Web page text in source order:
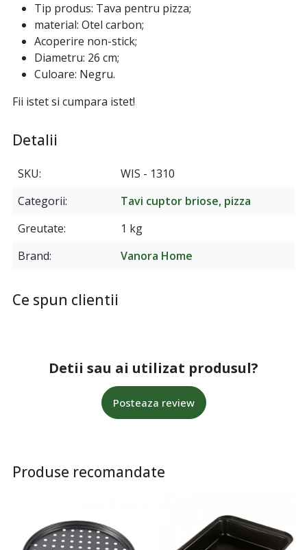
Tip produs: Tava pentru pizza;
material: Otel carbon;
Acoperire non-stick;
Diametru: 26 cm;
Culoare: Negru.
Fii istet si cumpara istet!
Detalii
SKU
WIS - 1310
Categorii
Tavi cuptor briose, pizza
Greutate
1 kg
Brand
Vanora Home
Ce spun clientii
Detii sau ai utilizat produsul?
Posteaza review
Produse recomandate